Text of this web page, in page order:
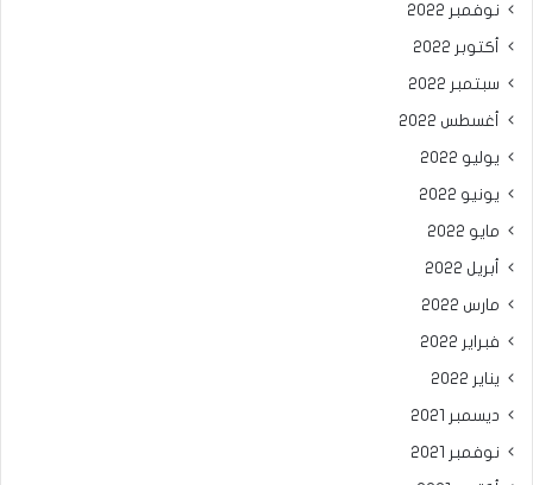
نوفمبر 2022
أكتوبر 2022
سبتمبر 2022
أغسطس 2022
يوليو 2022
يونيو 2022
مايو 2022
أبريل 2022
مارس 2022
فبراير 2022
يناير 2022
ديسمبر 2021
نوفمبر 2021